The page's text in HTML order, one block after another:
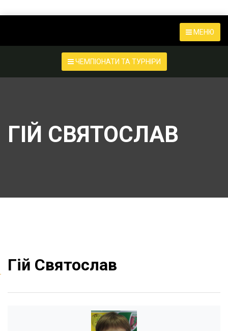
МЕНЮ
ЧЕМПІОНАТИ ТА ТУРНІРИ
ГІЙ СВЯТОСЛАВ
Гій Святослав